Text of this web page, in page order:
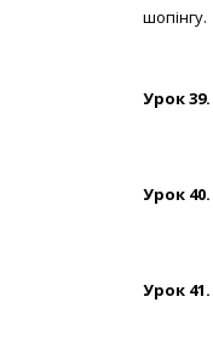
шопінгу.
Урок 39.
Урок 40.
Урок 41.